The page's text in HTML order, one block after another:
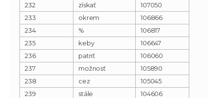
232
získať
107050
233
okrem
106866
234
%
106817
235
keby
106647
236
patriť
106060
237
možnosť
105890
238
cez
105045
239
stále
104606